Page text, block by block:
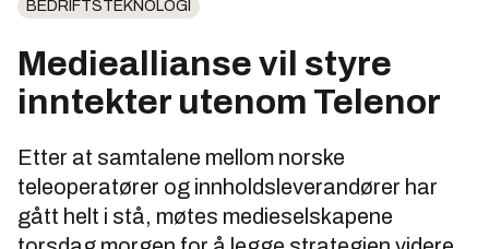
BEDRIFTSTEKNOLOGI
Medieallianse vil styre
inntekter utenom Telenor
Etter at samtalene mellom norske
teleoperatører og innholdsleverandører har
gått helt i stå, møtes medieselskapene